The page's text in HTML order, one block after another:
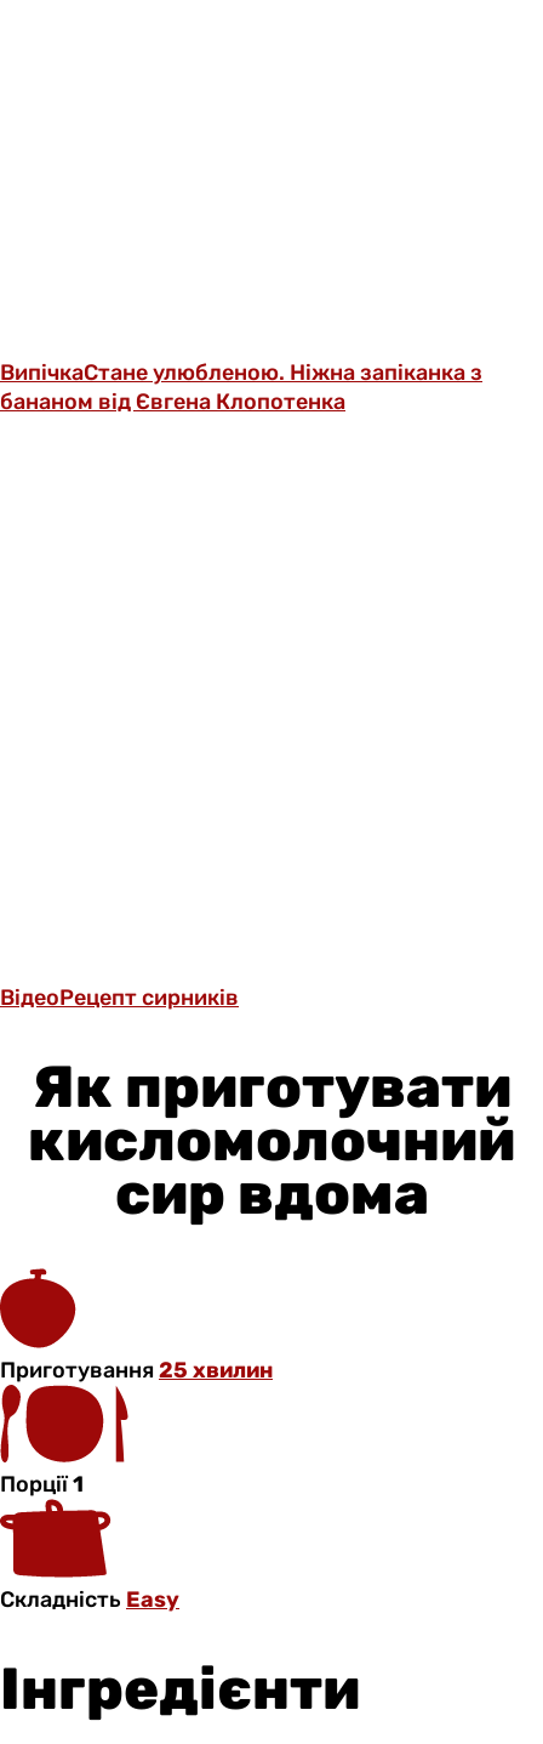
ВипічкаСтане улюбленою. Ніжна запіканка з
бананом від Євгена Клопотенка
ВідеоРецепт сирників
Як приготувати
кисломолочний
сир вдома
Приготування25 хвилин
Порції1
Складність Easy
Інгредієнти